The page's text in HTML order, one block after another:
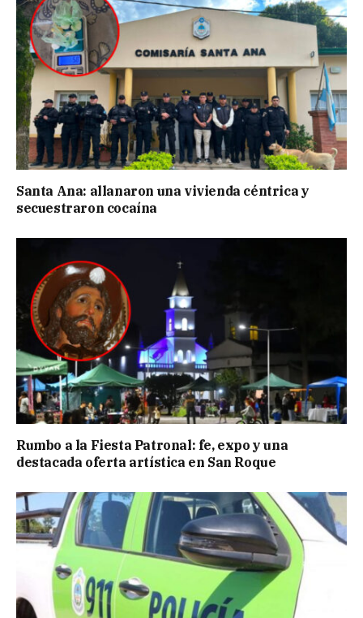
Santa Ana: allanaron una vivienda céntrica y
secuestraron cocaína
Rumbo a la Fiesta Patronal: fe, expo y una
destacada oferta artística en San Roque